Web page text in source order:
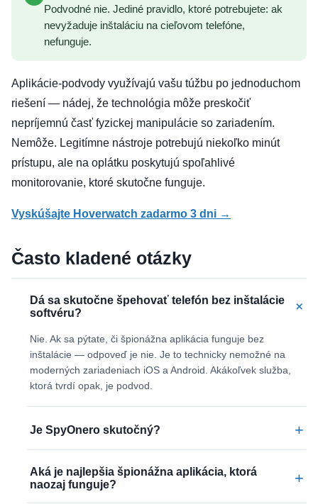
Podvodné nie. Jediné pravidlo, ktoré potrebujete: ak
nevyžaduje inštaláciu na cieľovom telefóne,
nefunguje.
Aplikácie-podvody využívajú vašu túžbu po jednoduchom
riešení — nádej, že technológia môže preskočiť
nepríjemnú časť fyzickej manipulácie so zariadením.
Nemôže. Legitímne nástroje potrebujú niekoľko minút
prístupu, ale na oplátku poskytujú spoľahlivé
monitorovanie, ktoré skutočne funguje.
Vyskúšajte Hoverwatch zadarmo 3 dni →
Často kladené otázky
Dá sa skutočne špehovať telefón bez inštalácie
softvéru?
+
Nie. Ak sa pýtate, či špionážna aplikácia funguje bez
inštalácie — odpoveď je nie. Je to technicky nemožné na
moderných zariadeniach iOS a Android. Akákoľvek služba,
ktorá tvrdí opak, je podvod.
Je SpyOnero skutočný? +
Aká je najlepšia špionážna aplikácia, ktorá
naozaj funguje?
+